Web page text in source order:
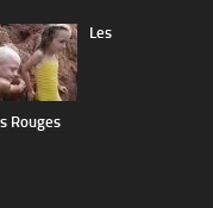
Les
Rouges